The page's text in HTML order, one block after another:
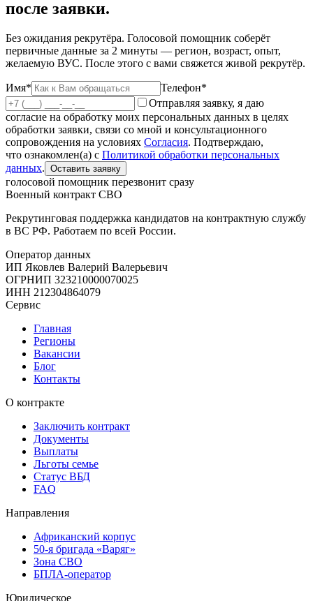
после заявки.
Без ожидания рекрутёра. Голосовой помощник соберёт
первичные данные за 2 минуты — регион, возраст, опыт,
желаемую ВУС. После этого с вами свяжется живой рекрутёр.
Имя*
Телефон*
Отправляя заявку, я даю
согласие на обработку моих персональных данных в целях
обработки заявки, связи со мной и консультационного
сопровождения на условиях Согласия. Подтверждаю,
что ознакомлен(а) с Политикой обработки персональных
данных. Оставить заявку
голосовой помощник перезвонит сразу
Военный контракт СВО
Рекрутинговая поддержка кандидатов на контрактную службу
в ВС РФ. Работаем по всей России.
Оператор данных
ИП Яковлев Валерий Валерьевич
ОГРНИП 323210000070025
ИНН 212304864079
Сервис
Главная
Регионы
Вакансии
Блог
Контакты
О контракте
Заключить контракт
Документы
Выплаты
Льготы семье
Статус ВБД
FAQ
Направления
Африканский корпус
50-я бригада «Варяг»
Зона СВО
БПЛА-оператор
Юридическое